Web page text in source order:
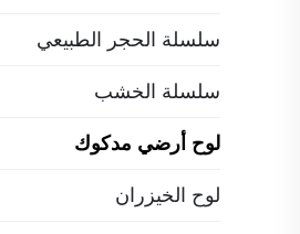
سلسلة الحجر الطبيعي
سلسلة الخشب
لوح أرضي مدكوك
لوح الخيزران